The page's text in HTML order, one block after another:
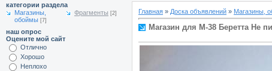
категории раздела
Магазины,
обоймы [7]
Фрагменты [2]
наш опрос
Оцените мой сайт
Отлично
Хорошо
Неплохо
Главная » Доска объявлений » Магазины,
Магазин для М-38 Беретта Не